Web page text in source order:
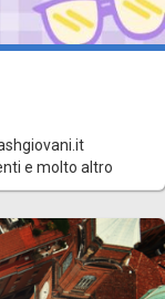
e molto altro